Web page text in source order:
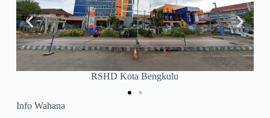
Puskesmas Lingkar Timur
Info Wahana